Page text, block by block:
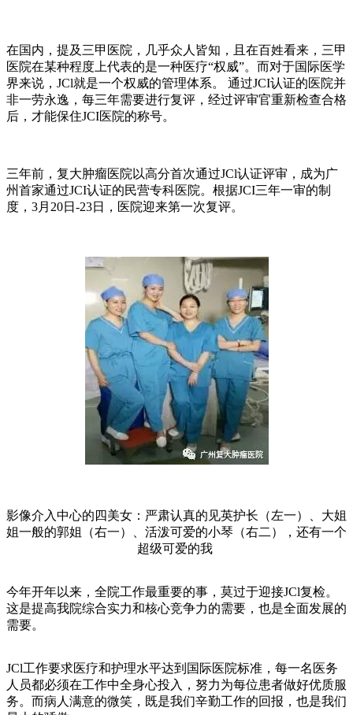
在国内，提及三甲医院，几乎众人皆知，且在百姓看来，三甲
医院在某种程度上代表的是一种医疗“权威”。而对于国际医学
界来说，JCl就是一个权威的管理体系。 通过JCI认证的医院并
非一劳永逸，每三年需要进行复评，经过评审官重新检查合格
后，才能保住JCI医院的称号。
三年前，复大肿瘤医院以高分首次通过JCl认证评审，成为广
州首家通过JCI认证的民营专科医院。根据JCI三年一审的制
度，3月20日-23日，医院迎来第一次复评。
影像介入中心的四美女：严肃认真的见英护长（左一）、大姐
姐一般的郭姐（右一）、活泼可爱的小琴（右二），还有一个
超级可爱的我
今年开年以来，全院工作最重要的事，莫过于迎接JCl复检。
这是提高我院综合实力和核心竞争力的需要，也是全面发展的
需要。
JCl工作要求医疗和护理水平达到国际医院标准，每一名医务
人员都必须在工作中全身心投入，努力为每位患者做好优质服
务。而病人满意的微笑，既是我们辛勤工作的回报，也是我们